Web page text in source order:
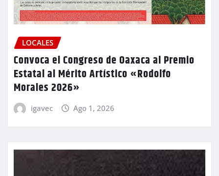
LOCALES
Convoca el Congreso de Oaxaca al Premio
Estatal al Mérito Artístico «Rodolfo
Morales 2026»
igavec Ago 1, 2026